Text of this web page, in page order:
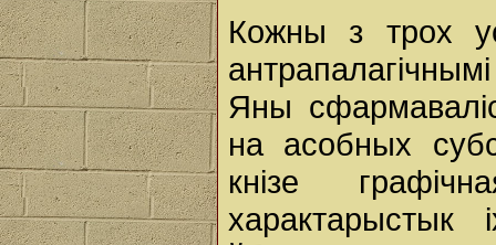
Кожны з трох
Яны
на асобных
кнізе
характарыстык